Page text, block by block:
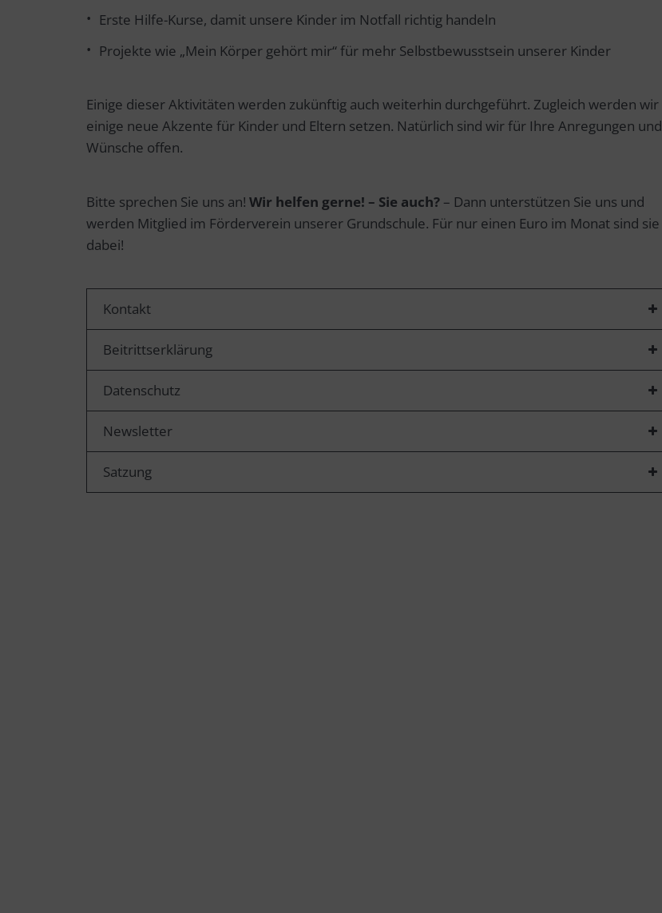
Erste Hilfe-Kurse, damit unsere Kinder im Notfall richtig handeln
Projekte wie „Mein Körper gehört mir“ für mehr Selbstbewusstsein unserer Kinder
Einige dieser Aktivitäten werden zukünftig auch weiterhin durchgeführt. Zugleich werden wir
einige neue Akzente für Kinder und Eltern setzen. Natürlich sind wir für Ihre Anregungen und
Wünsche offen.
Bitte sprechen Sie uns an! Wir helfen gerne! – Sie auch? – Dann unterstützen Sie uns und
werden Mitglied im Förderverein unserer Grundschule. Für nur einen Euro im Monat sind sie
dabei!
Kontakt
Beitrittserklärung
Datenschutz
Newsletter
Satzung